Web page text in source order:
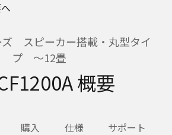
ズ スピーカー搭載・丸型タイ
プ 〜12畳
概要
購入 仕様 サポート